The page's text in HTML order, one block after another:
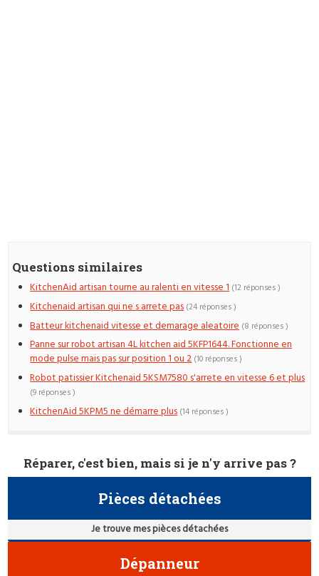
Questions similaires
KitchenAid artisan tourne au ralenti en vitesse 1 (12 réponses )
Kitchenaid artisan qui ne s arrete pas (24 réponses )
Batteur kitchenaid vitesse et demarage aleatoire (8 réponses )
Panne sur robot artisan 4L kitchen aid 5KFP1644. Fonctionne en
mode pulse mais pas sur position 1 ou 2 (10 réponses )
Robot patissier Kitchenaid 5KSM7580 s'arrete en vitesse 6 et plus
(9 réponses )
KitchenAid 5KPM5 ne démarre plus (14 réponses )
Réparer, c'est bien, mais si je n'y arrive pas ?
Pièces détachées
Je trouve mes pièces détachées
Dépanneur